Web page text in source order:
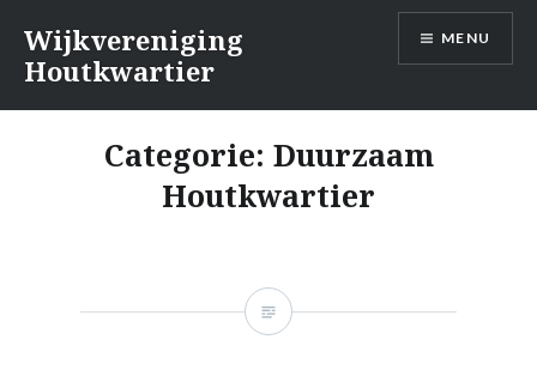
inhoud
Wijkvereniging
Houtkwartier
MENU
Categorie: Duurzaam
Houtkwartier